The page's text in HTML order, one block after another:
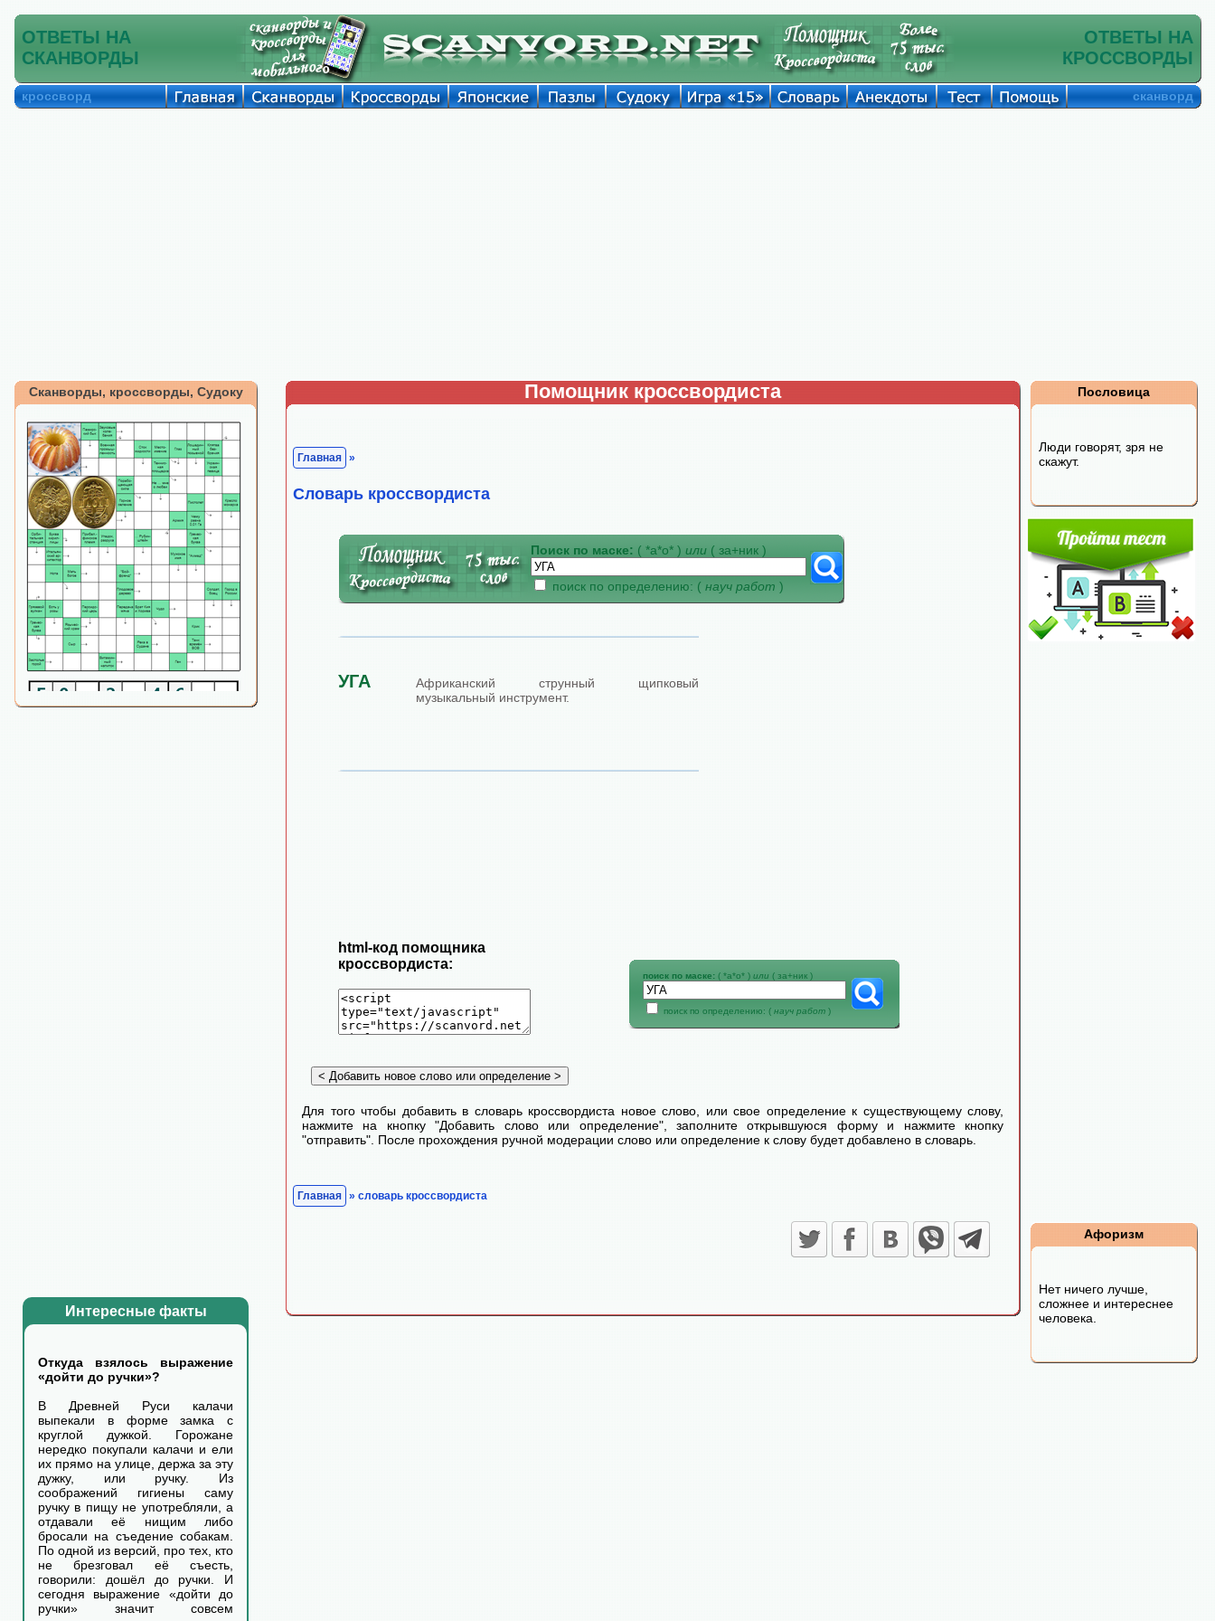
ОТВЕТЫ НА
СКАНВОРДЫ
ОТВЕТЫ НА
КРОССВОРДЫ
кроссворд сканворд
Сканворды, кроссворды, Судоку
Интересные факты
Откуда взялось выражение
«дойти до ручки»?
В Древней Руси калачи
выпекали в форме замка с
круглой дужкой. Горожане
нередко покупали калачи и ели
их прямо на улице, держа за эту
дужку, или ручку. Из
соображений гигиены саму
ручку в пищу не употребляли, а
отдавали её нищим либо
бросали на съедение собакам.
По одной из версий, про тех, кто
не брезговал её съесть,
говорили: дошёл до ручки. И
сегодня выражение «дойти до
ручки» значит совсем
Помощник кроссвордиста
Главная »
Cловарь кроссвордиста
Поиск по маске: ( *а*о* ) или ( за+ник )
поиск по определению: ( науч работ )
УГА
Африканский струнный щипковый
музыкальный инструмент.
html-код помощника
кроссвордиста:
поиск по маске: ( *а*о* ) или ( за+ник )
поиск по определению: ( науч работ )
Для того чтобы добавить в словарь кроссвордиста новое слово, или свое определение к существующему слову,
нажмите на кнопку "Добавить слово или определение", заполните открывшуюся форму и нажмите кнопку
"отправить". После прохождения ручной модерации слово или определение к слову будет добавлено в словарь.
Главная » словарь кроссвордиста
Пословица
Люди говорят, зря не
скажут.
Афоризм
Нет ничего лучше,
сложнее и интереснее
человека.